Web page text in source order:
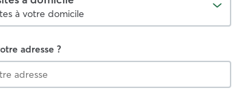
à votre domicile
adresse ?